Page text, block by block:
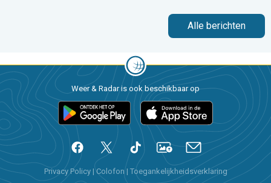
Alle berichten
Weer & Radar is ook beschikbaar op
Privacy Policy |Colofon | Toegankelijkheidsverklaring